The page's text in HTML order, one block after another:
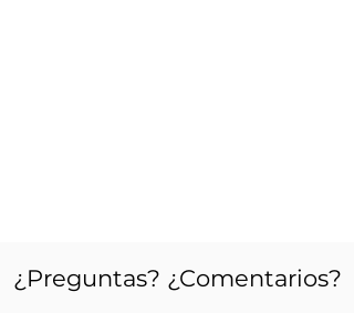
¿Preguntas? ¿Comentarios?